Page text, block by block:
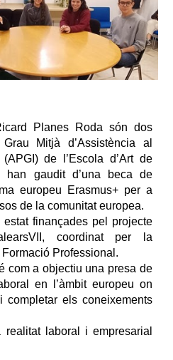
Planes Roda són dos
Mitjà d’Assistència al
de l’Escola d’Art de
han gaudit d’una beca de
europeu Erasmus+ per a
de la comunitat europea.
finançades pel projecte
coordinat per la
Professional.
com a objectiu una presa de
en l’àmbit europeu on
completar els coneixements
laboral i empresarial